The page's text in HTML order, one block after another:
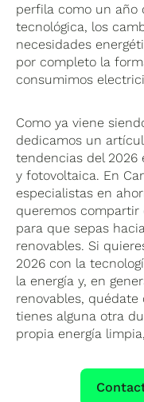
perfila como un año
tecnológica, los
necesidades
por completo la
consumimos
Como ya viene
dedicamos un
tendencias del 2026
y fotovoltaica. En
especialistas en
queremos compartir
para que sepas
renovables. Si
2026 con la
la energía y, en
renovables, quédate
tienes alguna otra
propia energía